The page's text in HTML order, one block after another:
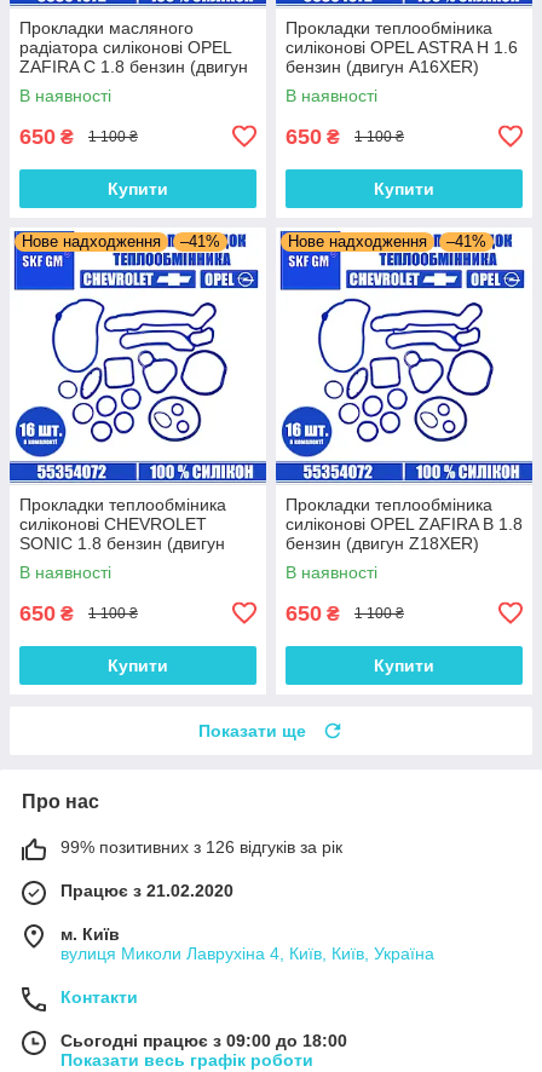
Прокладки масляного
радіатора силіконові OPEL
ZAFIRA C 1.8 бензин (двигун
A18XEL) комплект 16 шт.
В наявності
650 ₴ 1 100 ₴
Купити
Прокладки теплообміника
силіконові OPEL ASTRA H 1.6
бензин (двигун A16XER)
комплект 16 шт.
В наявності
650 ₴ 1 100 ₴
Купити
Нове надходження –41%
Прокладки теплообміника
силіконові CHEVROLET
SONIC 1.8 бензин (двигун
F18D4) комплект 16 шт.
В наявності
650 ₴ 1 100 ₴
Купити
Нове надходження –41%
Прокладки теплообміника
силіконові OPEL ZAFIRA B 1.8
бензин (двигун Z18XER)
комплект 16 шт.
В наявності
650 ₴ 1 100 ₴
Купити
Показати ще
Про нас
99% позитивних з 126 відгуків за рік
Працює з 21.02.2020
м. Київ
вулиця Миколи Лаврухіна 4, Київ, Київ, Україна
Контакти
Сьогодні працює з 09:00 до 18:00
Показати весь графік роботи